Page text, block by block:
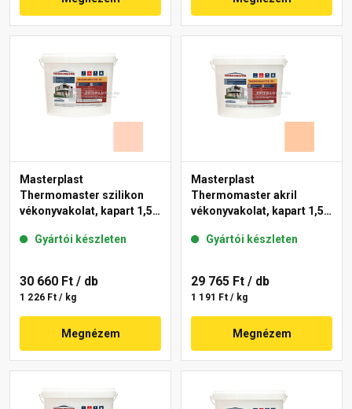
Masterplast
Thermomaster szilikon
vékonyvakolat, kapart 1,5
Gyártói készleten
30 660 Ft / db
1 226 Ft / kg
Megnézem
Masterplast
Thermomaster akril
vékonyvakolat, kapart 1,5
Gyártói készleten
29 765 Ft / db
1 191 Ft / kg
Megnézem